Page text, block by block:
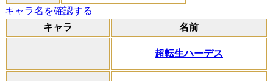
キャラ名を確認する
キャラ
名前
超転生ハーデス